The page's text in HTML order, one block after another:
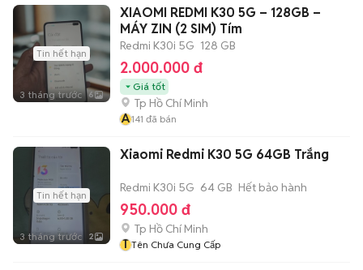
Tin hết hạn
3 tháng trước 6
XIAOMI REDMI K30 5G – 128GB –
MÁY ZIN (2 SIM) Tím
Redmi K30i 5G 128 GB
2.000.000 đ
Giá tốt
Tp Hồ Chí Minh
A141 đã bán
Tin hết hạn
3 tháng trước 2
Xiaomi Redmi K30 5G 64GB Trắng
Redmi K30i 5G 64 GB Hết bảo hành
950.000 đ
Tp Hồ Chí Minh
T Tên Chưa Cung Cấp